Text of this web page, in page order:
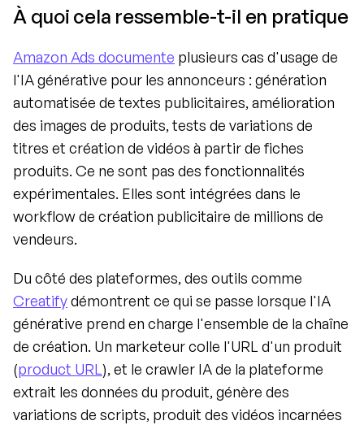
À quoi cela ressemble-t-il en pratique
Amazon Ads documente plusieurs cas d'usage de
l'IA générative pour les annonceurs : génération
automatisée de textes publicitaires, amélioration
des images de produits, tests de variations de
titres et création de vidéos à partir de fiches
produits. Ce ne sont pas des fonctionnalités
expérimentales. Elles sont intégrées dans le
workflow de création publicitaire de millions de
vendeurs.
Creatify démontrent ce qui se passe lorsque l'IA
générative prend en charge l'ensemble de la chaîne
de création. Un marketeur colle l'URL d'un produit
(product URL), et le crawler IA de la plateforme
extrait les données du produit, génère des
variations de scripts, produit des vidéos incarnées